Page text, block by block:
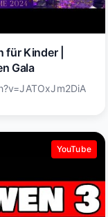
für Kinder |
Gala
YouTube